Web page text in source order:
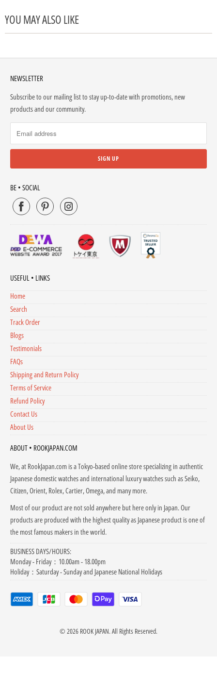
YOU MAY ALSO LIKE
NEWSLETTER
Subscribe to our mailing list to stay up-to-date with promotions, new
products and our community.
BE • SOCIAL
USEFUL • LINKS
Home
Search
Track Order
Blogs
Testimonials
FAQs
Shipping and Return Policy
Terms of Service
Refund Policy
Contact Us
About Us
ABOUT • ROOKJAPAN.COM
We, at RookJapan.com is a Tokyo-based online store specializing in authentic
Japanese domestic watchesand international luxury watchessuch as Seiko,
Citizen, Orient, Rolex, Cartier, Omega, and many more.
Most of our product are not sold anywhere but here only in Japan. Our
products are produced with the highest quality as Japanese product is one of
the most famous makers in the world.
BUSINESS DAYS/HOURS:
Monday - Friday：10.00am - 18.00pm
Holiday：Saturday - Sunday and Japanese National Holidays
© 2026 ROOK JAPAN. All Rights Reserved.